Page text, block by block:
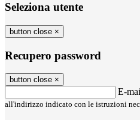
Seleziona utente
button close ×
Recupero password
button close ×
E-
all'indirizzo indicato con le istruzioni